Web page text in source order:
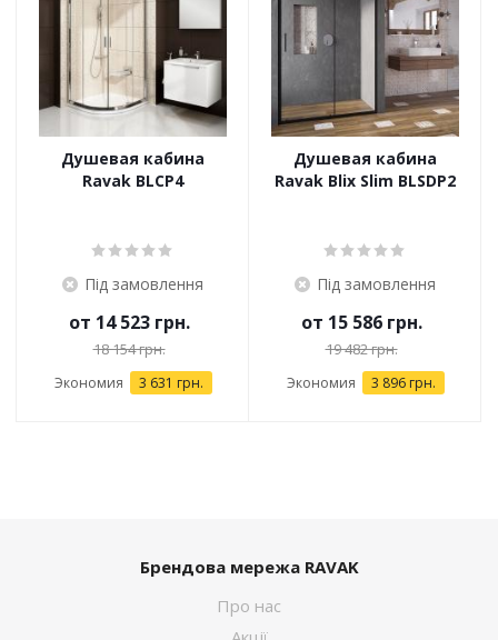
Душевая кабина
Ravak BLCP4
Під замовлення
от 14 523 грн.
18 154 грн.
Экономия 3 631 грн.
Душевая кабина
Ravak Blix Slim BLSDP2
Під замовлення
от 15 586 грн.
19 482 грн.
Экономия 3 896 грн.
Брендова мережа RAVAK
Про нас